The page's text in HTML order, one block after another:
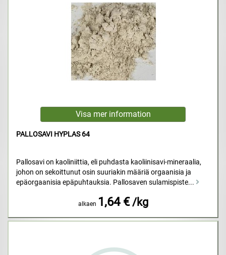
PALLOSAVI HYPLAS 64
Pallosavi on kaoliniittia, eli puhdasta kaoliinisavi-mineraalia,
johon on sekoittunut osin suuriakin määriä orgaanisia ja
epäorgaanisia epäpuhtauksia. Pallosaven sulamispiste...
alkaen 1,64 € /kg